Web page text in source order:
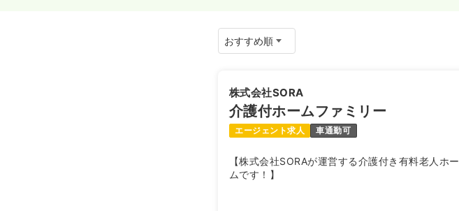
株式会社SORA
介護付ホームファミリー
エージェント求人 車通勤可
【株式会社SORAが運営する介護付き有料老人ホー
ムです！】